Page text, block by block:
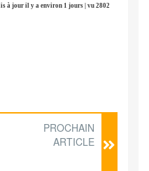
à jour il y a environ 1 jours | vu 2802
PROCHAIN
ARTICLE